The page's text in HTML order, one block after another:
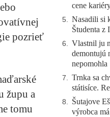
pozrieť
župu a
tomu
cene
5. Nasadili si
Študenta z
6. Vlastnil ju
demontujú
nepomohla
7. Trnka sa
státisíce.
8. Šutajove
výrobca